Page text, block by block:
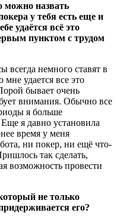
можно назвать
у тебя есть еще и
удаётся всё это
пунктом с трудом
всегда немного ставят в
мне удается все это
бывает очень
внимания. Обычно все
я больше
я давно установила
время у меня
ни покер, ни ещё что-
так сделать,
возможность провести
не только
его?